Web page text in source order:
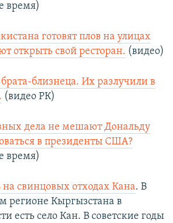
время)
готовят плов на улицах
открыть свой ресторан. (видео)
близнеца. Их разлучили в
(видео РК)
дела не мешают Дональду
в президенты США?
время)
свинцовых отходах Кана. В
регионе Кыргызстана в
есть село Кан. В советские годы